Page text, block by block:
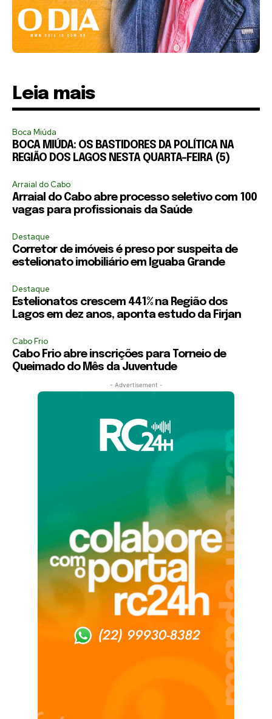
Leia mais
Boca Miúda
BOCA MIÚDA: OS BASTIDORES DA POLÍTICA NA
REGIÃO DOS LAGOS NESTA QUARTA-FEIRA (5)
Arraial do Cabo
Arraial do Cabo abre processo seletivo com 100
vagas para profissionais da Saúde
Destaque
Corretor de imóveis é preso por suspeita de
estelionato imobiliário em Iguaba Grande
Destaque
Estelionatos crescem 441% na Região dos
Lagos em dez anos, aponta estudo da Firjan
Cabo Frio
Cabo Frio abre inscrições para Torneio de
Queimado do Mês da Juventude
- Advertisement -